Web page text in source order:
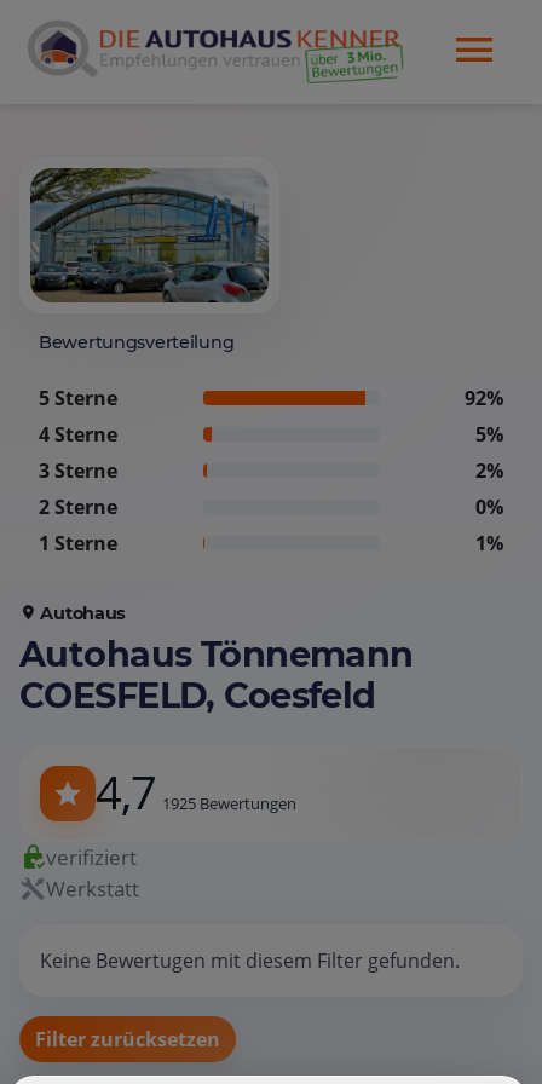
Bewertungsverteilung
5 Sterne
92%
4 Sterne
5%
3 Sterne
2%
2 Sterne
0%
1 Sterne
1%
Autohaus
Autohaus Tönnemann
COESFELD, Coesfeld
4,7 1925 Bewertungen
verifiziert
Werkstatt
Keine Bewertugen mit diesem Filter gefunden.
Filter zurücksetzen